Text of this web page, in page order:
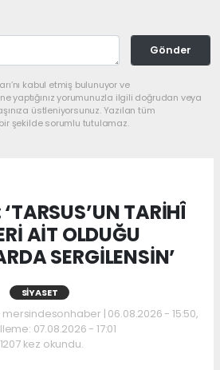
Gönder
kabul etmiş bulunuyor ve
yaptığınız yorumunuzla ilgili doğrudan veya
üstleniyorsunuz. Yazılan tüm
şekilde sorumlu tutulamaz.
TARİHÎ
AİT OLDUĞU
SERGİLENSİN’
SIYASET
| 06.08.2026 - 15:50,
07.08.2026 - 17:01
1207 kez okundu.